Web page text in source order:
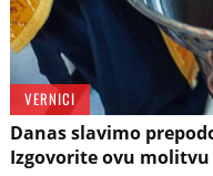
VERNICI
Danas slavimo
Izgovorite ovu molitvu